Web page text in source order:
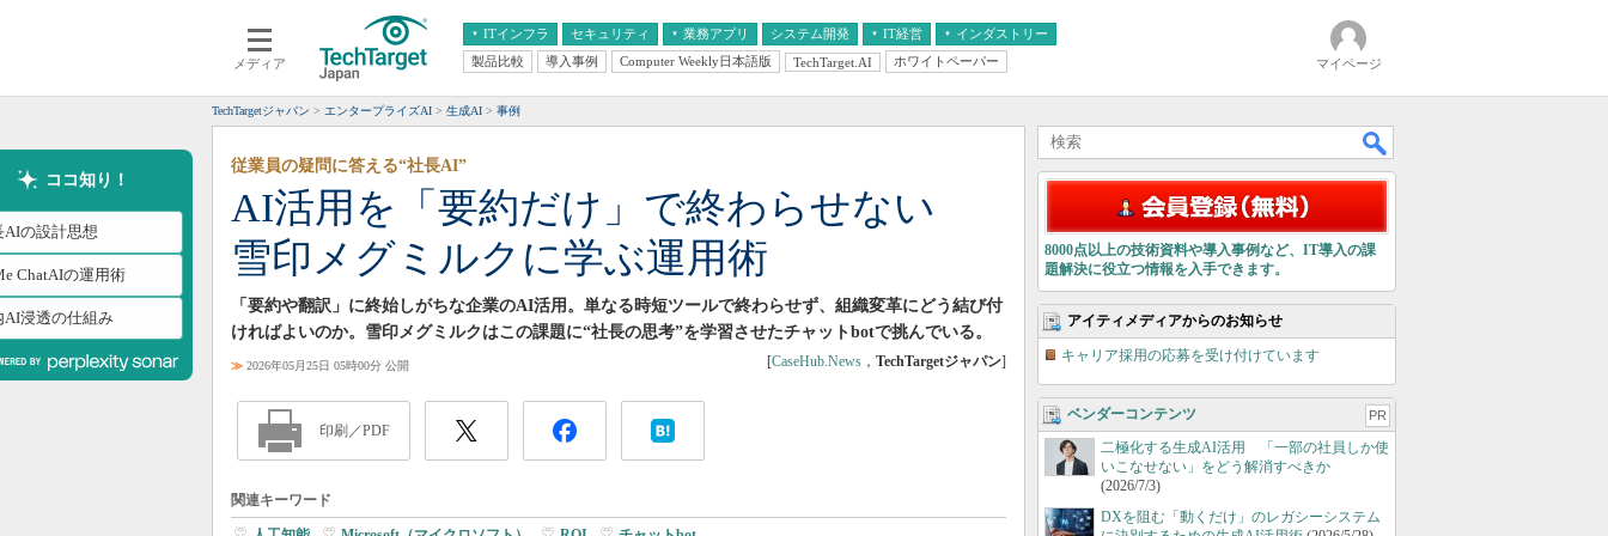
メディア
ITインフラ
クラウド
スマートモバイル
ネットワーク
システム運用管理
セキュリティ 業務アプリ
エンタープライズAI
ERP
CX
情報系システム
システム開発 IT経営
経営とIT
インダストリー
医療IT
製品比較 導入事例 Computer Weekly日本語版 TechTarget.AI ホワイトペーパー マイページ
TechTargetジャパン エンタープライズAI 生成AI 事例
ココ知り！
AIの設計思想
ChatAIの運用術
AI浸透の仕組み
AI活用を「要約だけ」で終わらせない
雪印メグミルクに学ぶ運用術
従業員の疑問に答える“社長AI”
「要約や翻訳」に終始しがちな企業のAI活用。単なる時短ツールで終わらせず、組織変革にどう結び付
ければよいのか。雪印メグミルクはこの課題に“社長の思考”を学習させたチャットbotで挑んでいる。
≫ 2026年05月25日 05時00分 公開 [CaseHub.News ， TechTargetジャパン]
印刷／PDF
関連キーワード
8000点以上の技術資料や導入事例など、IT導入の課
題解決に役立つ情報を入手できます。
アイティメディアからのお知らせ
キャリア採用の応募を受け付けています
ベンダーコンテンツ PR
二極化する生成AI活用 「一部の社員しか使
いこなせない」をどう解消すべきか
(2026/7/3)
DXを阻む「動くだけ」のレガシーシステム